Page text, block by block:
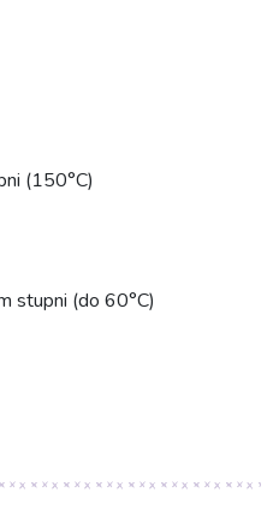
(150°C)
stupni (do 60°C)